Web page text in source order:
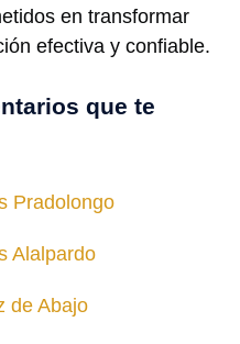
en transformar
efectiva y confiable.
que te
Pradolongo
Alalpardo
de Abajo